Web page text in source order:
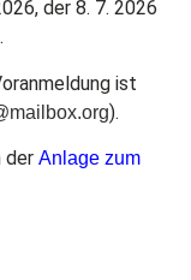
der 8. 7. 2026
ist
).
der Anlage zum